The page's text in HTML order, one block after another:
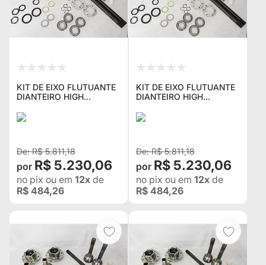
KIT DE EIXO FLUTUANTE
DIANTEIRO HIGH
HOMOCINÉTICAS PARA
RURAL 30 ESTRIAS O
R$ 5.811,18
R$ 5.230,06
no pix ou em 12x de
R$ 484,26
KIT DE EIXO FLUTUANTE
DIANTEIRO HIGH
HOMOCINÉTICAS PARA
WILLYS FORD 30
R$ 5.811,18
R$ 5.230,06
no pix ou em 12x de
R$ 484,26